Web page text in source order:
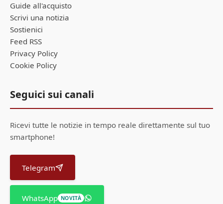
Guide all'acquisto
Scrivi una notizia
Sostienici
Feed RSS
Privacy Policy
Cookie Policy
Seguici sui canali
Ricevi tutte le notizie in tempo reale direttamente sul tuo
smartphone!
Telegram
WhatsApp NOVITÀ